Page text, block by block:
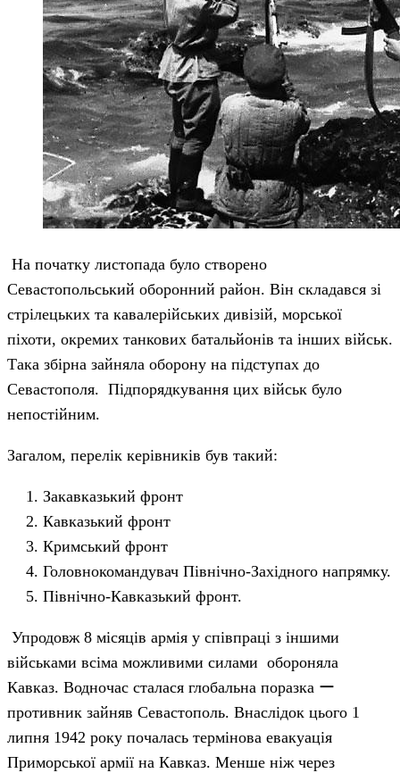
На початку листопада було створено
Севастопольський оборонний район. Він складався зі
стрілецьких та кавалерійських дивізій, морської
піхоти, окремих танкових батальйонів та інших військ.
Така збірна зайняла оборону на підступах до
Севастополя. Підпорядкування цих військ було
непостійним.
Загалом, перелік керівників був такий:
Закавказький фронт
Кавказький фронт
Кримський фронт
Головнокомандувач Північно-Західного напрямку.
Північно-Кавказький фронт.
Упродовж 8 місяців армія у співпраці з іншими
військами всіма можливими силами обороняла
Кавказ. Водночас сталася глобальна поразка ー
противник зайняв Севастополь. Внаслідок цього 1
липня 1942 року почалась термінова евакуація
Приморської армії на Кавказ. Менше ніж через